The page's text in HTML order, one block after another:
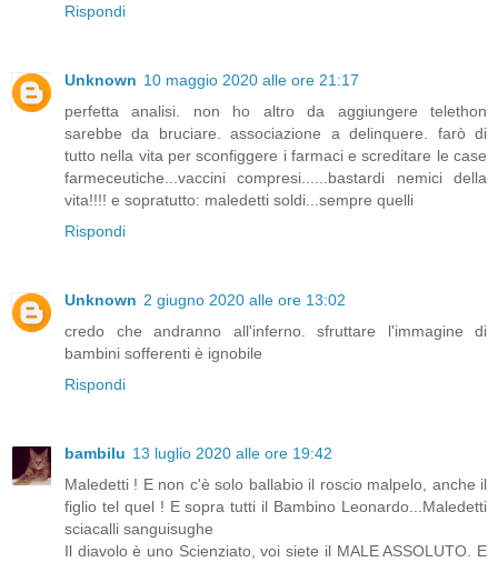
Rispondi
Unknown 10 maggio 2020 alle ore 21:17
perfetta analisi. non ho altro da aggiungere telethon
sarebbe da bruciare. associazione a delinquere. farò di
tutto nella vita per sconfiggere i farmaci e screditare le case
farmeceutiche...vaccini compresi......bastardi nemici della
vita!!!! e sopratutto: maledetti soldi...sempre quelli
Rispondi
Unknown 2 giugno 2020 alle ore 13:02
credo che andranno all'inferno. sfruttare l'immagine di
bambini sofferenti è ignobile
Rispondi
bambilu 13 luglio 2020 alle ore 19:42
Maledetti ! E non c'è solo ballabio il roscio malpelo, anche il
figlio tel quel ! E sopra tutti il Bambino Leonardo...Maledetti
sciacalli sanguisughe
Il diavolo è uno Scienziato, voi siete il MALE ASSOLUTO. E